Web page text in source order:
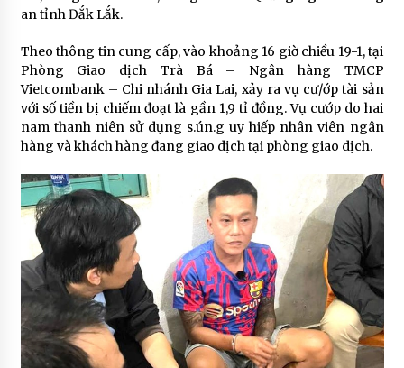
an tỉnh Đắk Lắk.
Theo thông tin cung cấp, vào khoảng 16 giờ chiều 19-1, tại
Phòng Giao dịch Trà Bá – Ngân hàng TMCP
Vietcombank – Chi nhánh Gia Lai, xảy ra vụ cư/ớp tài sản
với số tiền bị chiếm đoạt là gần 1,9 tỉ đồng. Vụ cướp do hai
nam thanh niên sử dụng s.ún.g uy hiếp nhân viên ngân
hàng và khách hàng đang giao dịch tại phòng giao dịch.